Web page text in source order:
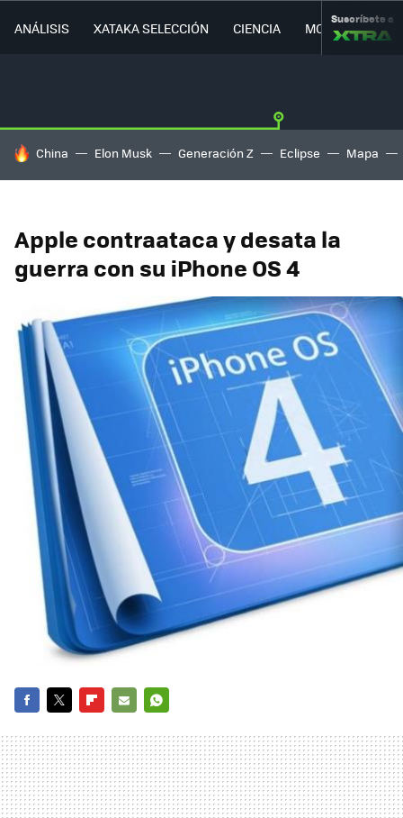
ANÁLISIS XATAKA SELECCIÓN CIENCIA MOVILIDAD
Suscríbete a
HOY SE HABLA DE
China Elon Musk Generación Z Eclipse Mapa
Apple contraataca y desata la
guerra con su iPhone OS 4
MAIL